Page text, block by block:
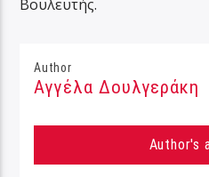
Βουλευτής.
Author
Αγγέλα Δουλγεράκη
Author's